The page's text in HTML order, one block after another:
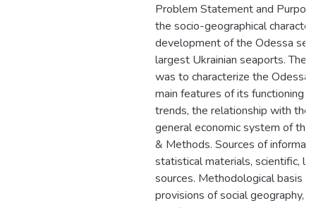
Problem Statement and
the socio-geographical
development of the Odessa
largest Ukrainian seaports. The
was to characterize the Odessa
main features of its functioning
trends, the relationship with the
general economic system of the
& Methods. Sources of
statistical materials, scientific,
sources. Methodological basis
provisions of social geography,